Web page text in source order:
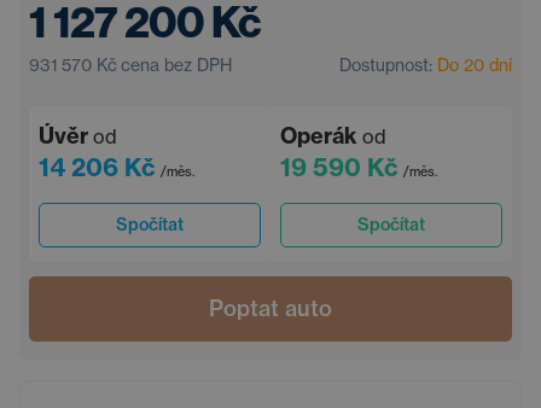
1 127 200 Kč
931 570 Kč cena bez DPH Dostupnost: Do 20 dní
Úvěr od
14 206 Kč /měs.
Spočítat
Operák od
19 590 Kč /měs.
Spočítat
Poptat auto